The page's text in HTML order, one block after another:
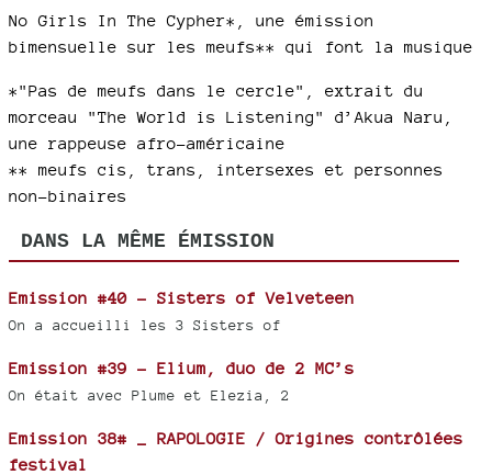
No Girls In The Cypher*, une émission
bimensuelle sur les meufs** qui font la musique
*"Pas de meufs dans le cercle", extrait du
morceau "The World is Listening" d’Akua Naru,
une rappeuse afro-américaine
** meufs cis, trans, intersexes et personnes
non-binaires
DANS LA MÊME ÉMISSION
Emission #40 - Sisters of Velveteen
On a accueilli les 3 Sisters of
Emission #39 - Elium, duo de 2 MC’s
On était avec Plume et Elezia, 2
Emission 38# _ RAPOLOGIE / Origines contrôlées
festival